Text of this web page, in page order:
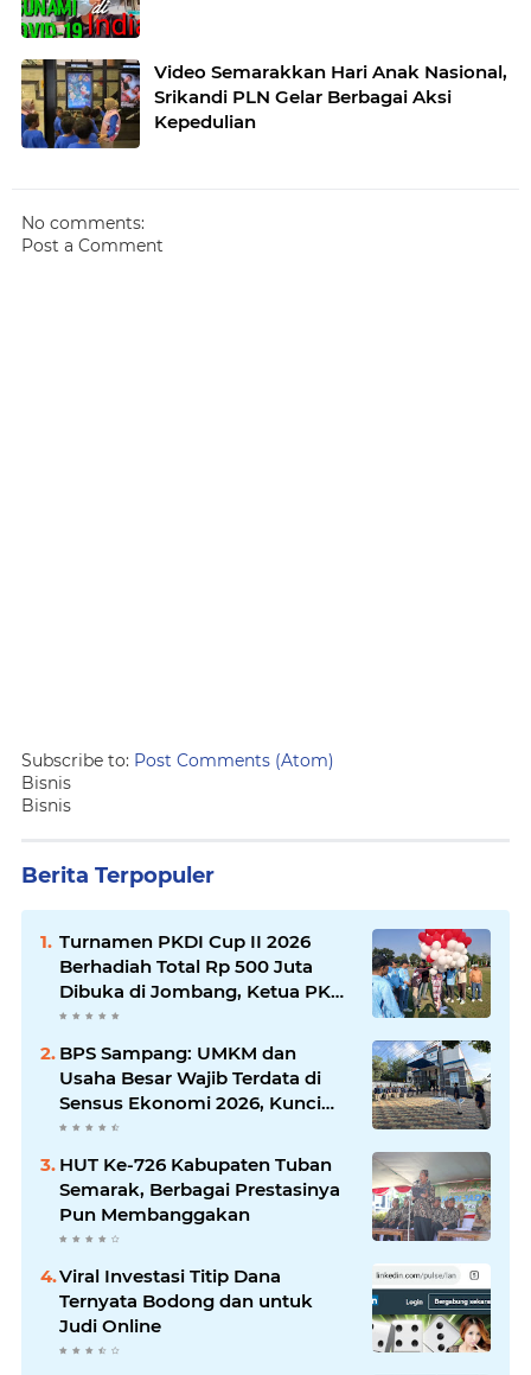
Video Semarakkan Hari Anak Nasional,
Srikandi PLN Gelar Berbagai Aksi
Kepedulian
No comments:
Post a Comment
Subscribe to: Post Comments (Atom)
Bisnis
Bisnis
Berita Terpopuler
Turnamen PKDI Cup II 2026
Berhadiah Total Rp 500 Juta
Dibuka di Jombang, Ketua PKDI
Jatim Syaifullah Mahdi: Ajang
Komunikasi Antar-Kades untuk
Memajukan Desa
BPS Sampang: UMKM dan
Usaha Besar Wajib Terdata di
Sensus Ekonomi 2026, Kunci
Kebijakan Tepat Sasaran
HUT Ke-726 Kabupaten Tuban
Semarak, Berbagai Prestasinya
Pun Membanggakan
Viral Investasi Titip Dana
Ternyata Bodong dan untuk
Judi Online